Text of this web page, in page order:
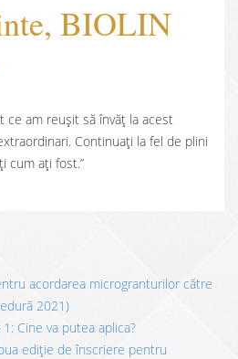
BIOLIN
ce am reușit să învăț la acest
Continuați la fel de plini
cum ați fost.”
acordarea microgranturilor către
2021)
Cine va putea aplica?
ediție de înscriere pentru